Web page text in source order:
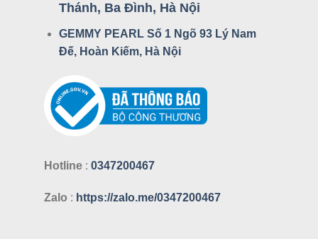
Thánh, Ba Đình, Hà Nội
GEMMY PEARL Số 1 Ngõ 93 Lý Nam
Đế, Hoàn Kiếm, Hà Nội
Hotline : 0347200467
Zalo : https://zalo.me/0347200467